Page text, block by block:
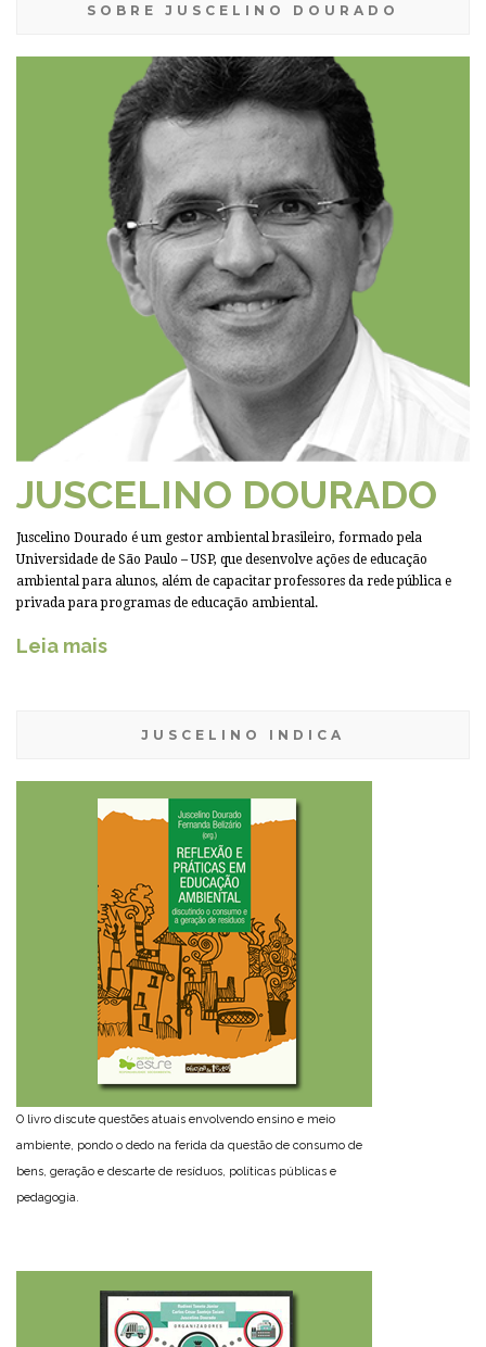
SOBRE JUSCELINO DOURADO
JUSCELINO DOURADO
Juscelino Dourado é um gestor ambiental brasileiro, formado pela
Universidade de São Paulo – USP, que desenvolve ações de educação
ambiental para alunos, além de capacitar professores da rede pública e
privada para programas de educação ambiental.
Leia mais
JUSCELINO INDICA
O livro discute questões atuais envolvendo ensino e meio
ambiente, pondo o dedo na ferida da questão de consumo de
bens, geração e descarte de resíduos, políticas públicas e
pedagogia.